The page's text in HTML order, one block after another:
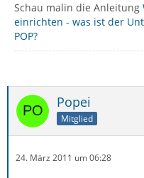
Schau malin die Anleitung
einrichten - was ist der
POP?
Popei
Mitglied
24. März 2011 um 06:28